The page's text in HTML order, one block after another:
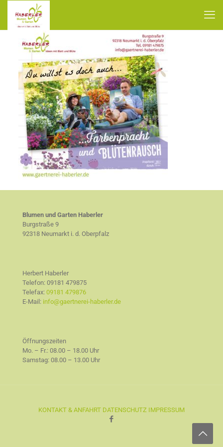
Blumen und Garten Haberler
Burgstraße 9
92318 Neumarkt i. d. Oberpfalz
Herbert Haberler
Telefon: 09181 479875
Telefax: 09181 479876
E-Mail: info@gaertnerei-haberler.de
Öffnungszeiten
Mo. – Fr.: 08.00 – 18.00 Uhr
Samstag: 08.00 – 13.00 Uhr
KONTAKT & ANFAHRT DATENSCHUTZ IMPRESSUM